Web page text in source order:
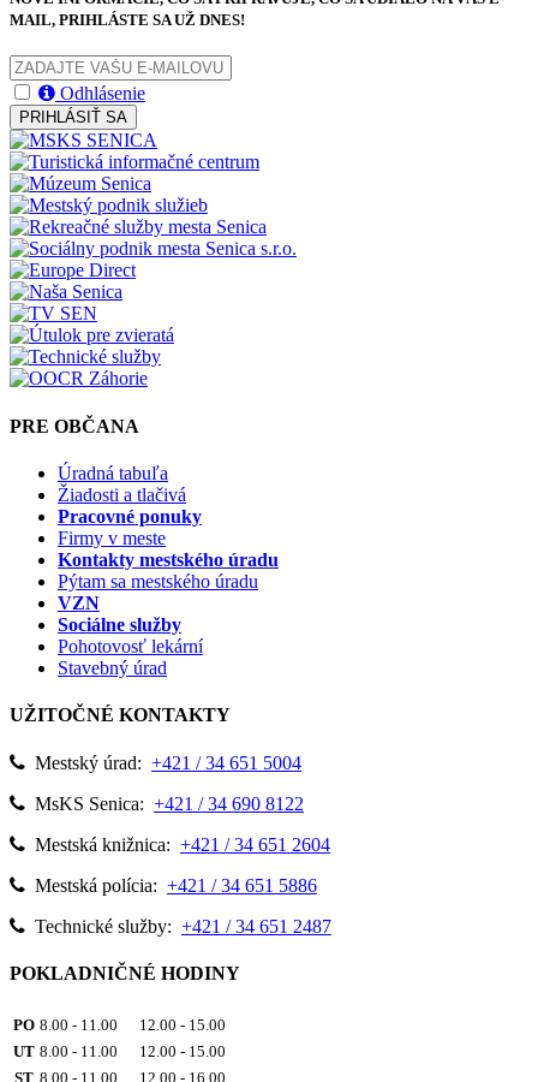
MAIL, PRIHLÁSTE SA UŽ DNES!
Odhlásenie
PRIHLÁSIŤ SA
PRE OBČANA
Úradná tabuľa
Žiadosti a tlačivá
Pracovné ponuky
Firmy v meste
Kontakty mestského úradu
Pýtam sa mestského úradu
VZN
Sociálne služby
Pohotovosť lekární
Stavebný úrad
UŽITOČNÉ KONTAKTY
Mestský úrad: +421 / 34 651 5004
MsKS Senica: +421 / 34 690 8122
Mestská knižnica: +421 / 34 651 2604
Mestská polícia: +421 / 34 651 5886
Technické služby: +421 / 34 651 2487
POKLADNIČNÉ HODINY
PO 8.00 - 11.00 12.00 - 15.00
UT 8.00 - 11.00 12.00 - 15.00
ST 8.00 - 11.00 12.00 - 16.00